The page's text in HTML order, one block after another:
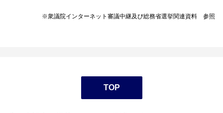
※衆議院インターネット審議中継及び総務省選挙関連資料 参照
TOP